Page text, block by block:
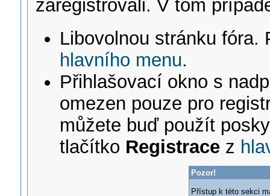
zaregistrovali. V tom
Libovolnou stránku
hlavního menu.
Přihlašovací okno s
omezen pouze pro
můžete buď použít
tlačítko Registrace z
Pozor!
Přístup k této sekci